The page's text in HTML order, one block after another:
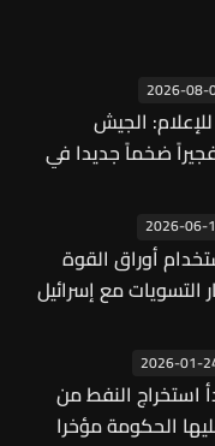
2026-08-
الجيش
ضخماً جديدا في
2026-06-
أوراق القوة
مع إسرائيل
2026-01-
استخراج النفط من
الحكومة مؤخرا